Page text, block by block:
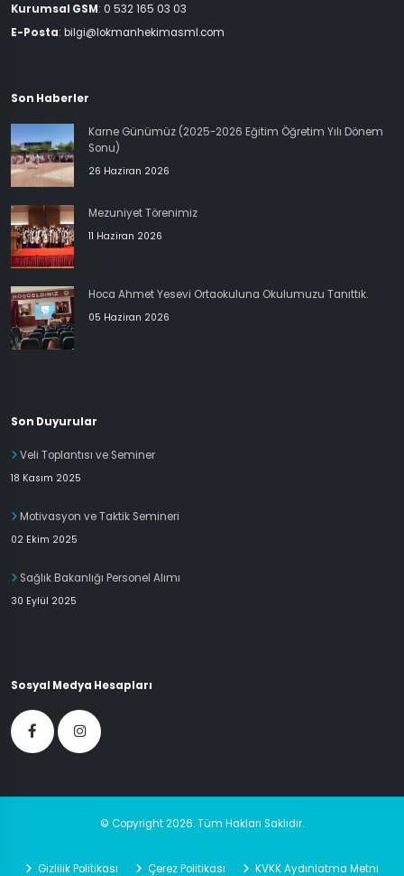
Kurumsal GSM: 0 532 165 03 03
E-Posta: bilgi@lokmanhekimasml.com
Son Haberler
Karne Günümüz (2025-2026 Eğitim Öğretim Yılı Dönem
Sonu)
26 Haziran 2026
Mezuniyet Törenimiz
11 Haziran 2026
Hoca Ahmet Yesevi Ortaokuluna Okulumuzu Tanıttık.
05 Haziran 2026
Son Duyurular
Veli Toplantısı ve Seminer
18 Kasım 2025
Motivasyon ve Taktik Semineri
02 Ekim 2025
Sağlık Bakanlığı Personel Alımı
30 Eylül 2025
Sosyal Medya Hesapları
© Copyright 2026. Tüm Hakları Saklıdır.
Gizlilik Politikası Çerez Politikası KVKK Aydınlatma Metni